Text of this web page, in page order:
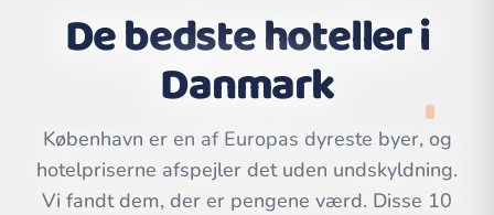
Leaflet ©
OpenStreetMap
CARTO
De bedste hoteller i
Danmark
København er en af Europas dyreste byer, og
hotelpriserne afspejler det uden undskyldning.
Vi fandt dem, der er pengene værd. Disse 10